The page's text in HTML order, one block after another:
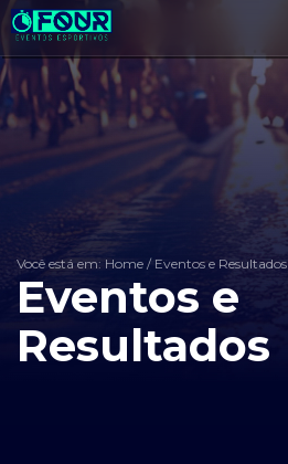
Você está em: Home / Eventos e Resultados
Eventos e
Resultados